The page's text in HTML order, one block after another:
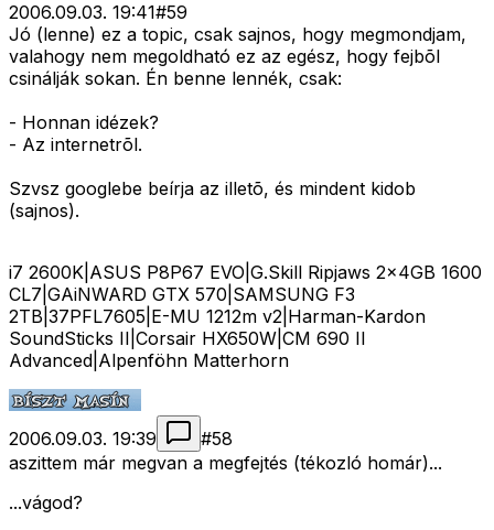
2006.09.03. 19:41#59
Jó (lenne) ez a topic, csak sajnos, hogy megmondjam,
valahogy nem megoldható ez az egész, hogy fejbõl
csinálják sokan. Én benne lennék, csak:
- Honnan idézek?
- Az internetrõl.
Szvsz googlebe beírja az illetõ, és mindent kidob
(sajnos).
i7 2600K|ASUS P8P67 EVO|G.Skill Ripjaws 2x4GB 1600
CL7|GAiNWARD GTX 570|SAMSUNG F3
2TB|37PFL7605|E-MU 1212m v2|Harman-Kardon
SoundSticks II|Corsair HX650W|CM 690 II
Advanced|Alpenföhn Matterhorn
2006.09.03. 19:39 #58
aszittem már megvan a megfejtés (tékozló homár)...
...vágod?